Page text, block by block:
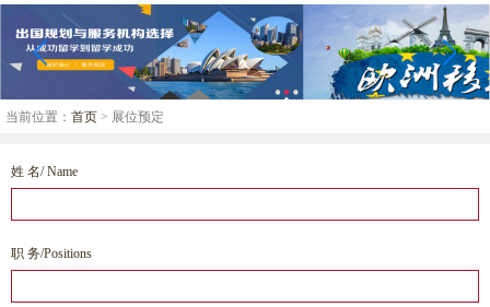
当前位置： 首页 > 展位预定
姓 名/ Name
职 务/Positions